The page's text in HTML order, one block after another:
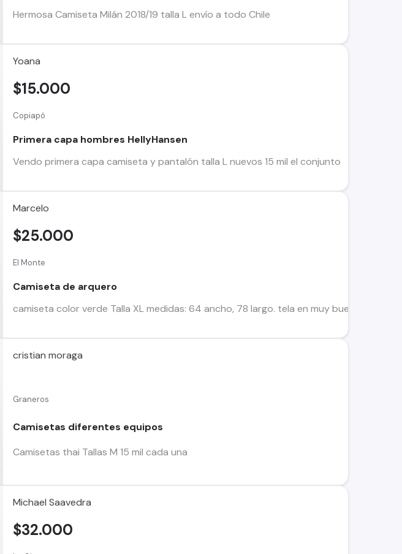
Hermosa Camiseta Milán 2018/19 talla L envío a todo Chile
Yoana
Copiapó
Primera capa hombres HellyHansen
Vendo primera capa camiseta y pantalón talla L nuevos 15 mil el conjunto
$15.000
Marcelo
El Monte
Camiseta de arquero
camiseta color verde Talla XL medidas: 64 ancho, 78 largo. tela en muy buen
$25.000
cristian moraga
Graneros
Camisetas diferentes equipos
Camisetas thai Tallas M 15 mil cada una
Michael Saavedra
$32.000